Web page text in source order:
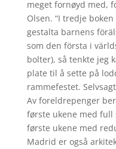
meget fornøyd med,
Olsen. “I tredje
gestalta barnens
som den första i
bolter), så tenkte jeg
plate til å sette på
rammefestet.
Av foreldrepenger
første ukene med full
første ukene med
Madrid er også